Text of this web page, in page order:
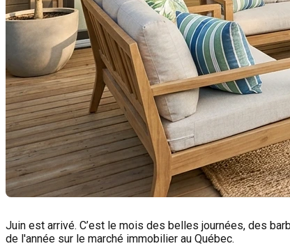
Juin est arrivé. C’est le mois des belles journées, des
de l'année sur le marché immobilier au Québec.